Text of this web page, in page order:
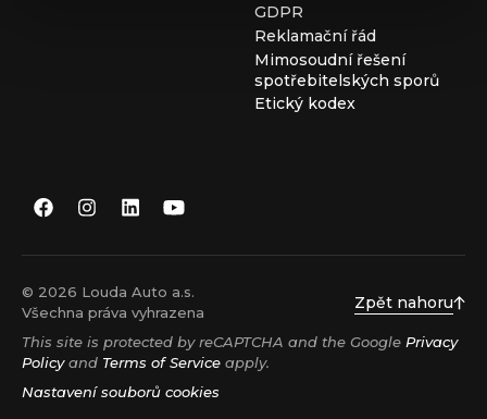
GDPR
Reklamační řád
Mimosoudní řešení
spotřebitelských sporů
Etický kodex
© 2026 Louda Auto a.s.
Všechna práva vyhrazena
Zpět nahoru
This site is protected by reCAPTCHA and the Google Privacy
Policyand Terms of Service apply.
Nastavení souborů cookies